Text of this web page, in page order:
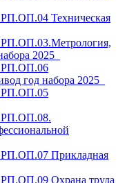
Техническая
2025_
РП.ОП.06
год набора 2025_
РП.ОП.05
РП.ОП.08.
Прикладная
Охрана труда